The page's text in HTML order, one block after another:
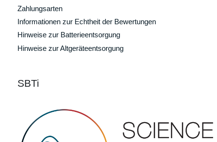
Zahlungsarten
Informationen zur Echtheit der Bewertungen
Hinweise zur Batterieentsorgung
Hinweise zur Altgeräteentsorgung
SBTi